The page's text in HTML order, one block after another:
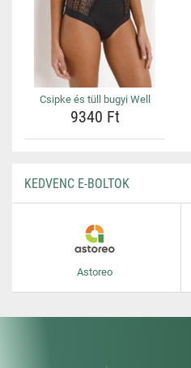
Csipke és tüll bugyi Well
9340 Ft
KEDVENC E-BOLTOK
Astoreo